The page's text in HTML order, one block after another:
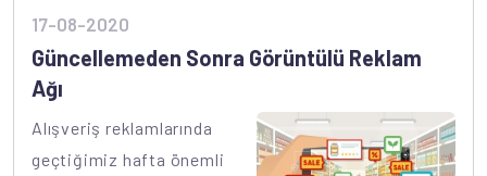
17-08-2020
Güncellemeden Sonra Görüntülü Reklam
Ağı
Alışveriş reklamlarında
geçtiğimiz hafta önemli